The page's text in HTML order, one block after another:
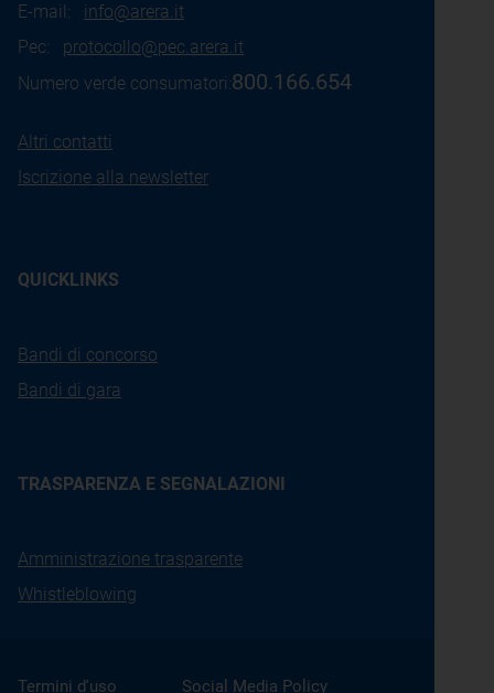
E-mail: info@arera.it
Pec: protocollo@pec.arera.it
Numero verde consumatori:800.166.654
Altri contatti
Iscrizione alla newsletter
QUICKLINKS
Bandi di concorso
Bandi di gara
TRASPARENZA E SEGNALAZIONI
Amministrazione trasparente
Whistleblowing
Termini d'uso Social Media Policy